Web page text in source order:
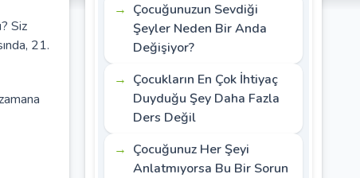
Siz
21.
Çocuğunuzun Sevdiği
Şeyler Neden Bir Anda
Değişiyor?
Çocukların En Çok İhtiyaç
Duyduğu Şey Daha Fazla
Ders Değil
Çocuğunuz Her Şeyi
Anlatmıyorsa Bu Bir Sorun